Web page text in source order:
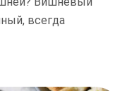
всегда